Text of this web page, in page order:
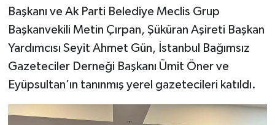
Başkanı ve Ak Parti Belediye Meclis Grup
Başkanvekili Metin Çırpan, Şüküran Aşireti Başkan
Yardımcısı Seyit Ahmet Gün, İstanbul Bağımsız
Gazeteciler Derneği Başkanı Ümit Öner ve
Eyüpsultan’ın tanınmış yerel gazetecileri katıldı.